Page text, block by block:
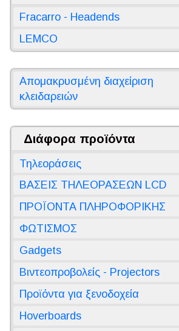
Fracarro - Headends
LEMCO
Απομακρυσμένη διαχείριση
κλειδαρειών
Διάφορα προϊόντα
Τηλεοράσεις
ΒΑΣΕΙΣ ΤΗΛΕΟΡΑΣΕΩΝ LCD
ΠΡΟΪΟΝΤΑ ΠΛΗΡΟΦΟΡΙΚΗΣ
ΦΩΤΙΣΜΟΣ
Gadgets
Βιντεοπροβολείς - Projectors
Προϊόντα για ξενοδοχεία
Hoverboards